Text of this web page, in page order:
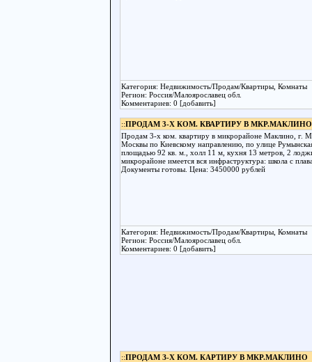
Категория: Недвижимость/Продам/Квартиры, Комнаты
Регион: Россия/Малоярославец обл.
Комментариев: 0 [добавить]
::ПРОДАМ 3-Х КОМ. КВАРТИРУ В МКР.МАКЛИНО
Продам 3-х ком. квартиру в микрорайоне Маклино, г.
Москвы по Киевскому направлению, по улице
площадью 92 кв. м., холл 11 м, кухня 13 метров, 2
микрорайоне имеется вся инфраструктура: школа с
Документы готовы. Цена: 3450000 рублей
Категория: Недвижимость/Продам/Квартиры, Комнаты
Регион: Россия/Малоярославец обл.
Комментариев: 0 [добавить]
::ПРОДАМ З-Х КОМ. КАРТИРУ В МКР.МАКЛИНО